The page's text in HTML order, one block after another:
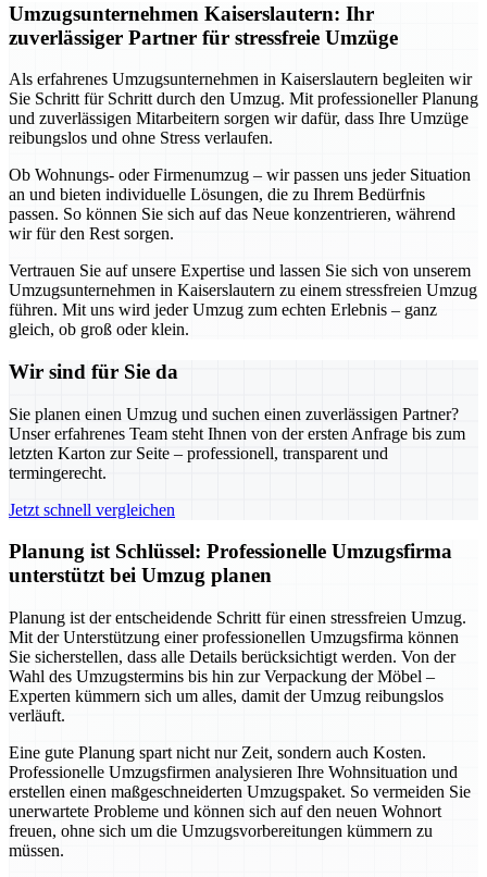
Umzugsunternehmen Kaiserslautern: Ihr
zuverlässiger Partner für stressfreie Umzüge
Als erfahrenes Umzugsunternehmen in Kaiserslautern begleiten wir
Sie Schritt für Schritt durch den Umzug. Mit professioneller Planung
und zuverlässigen Mitarbeitern sorgen wir dafür, dass Ihre Umzüge
reibungslos und ohne Stress verlaufen.
Ob Wohnungs- oder Firmenumzug – wir passen uns jeder Situation
an und bieten individuelle Lösungen, die zu Ihrem Bedürfnis
passen. So können Sie sich auf das Neue konzentrieren, während
wir für den Rest sorgen.
Vertrauen Sie auf unsere Expertise und lassen Sie sich von unserem
Umzugsunternehmen in Kaiserslautern zu einem stressfreien Umzug
führen. Mit uns wird jeder Umzug zum echten Erlebnis – ganz
gleich, ob groß oder klein.
Wir sind für Sie da
Sie planen einen Umzug und suchen einen zuverlässigen Partner?
Unser erfahrenes Team steht Ihnen von der ersten Anfrage bis zum
letzten Karton zur Seite – professionell, transparent und
termingerecht.
Jetzt schnell vergleichen
Planung ist Schlüssel: Professionelle Umzugsfirma
unterstützt bei Umzug planen
Planung ist der entscheidende Schritt für einen stressfreien Umzug.
Mit der Unterstützung einer professionellen Umzugsfirma können
Sie sicherstellen, dass alle Details berücksichtigt werden. Von der
Wahl des Umzugstermins bis hin zur Verpackung der Möbel –
Experten kümmern sich um alles, damit der Umzug reibungslos
verläuft.
Eine gute Planung spart nicht nur Zeit, sondern auch Kosten.
Professionelle Umzugsfirmen analysieren Ihre Wohnsituation und
erstellen einen maßgeschneiderten Umzugspaket. So vermeiden Sie
unerwartete Probleme und können sich auf den neuen Wohnort
freuen, ohne sich um die Umzugsvorbereitungen kümmern zu
müssen.